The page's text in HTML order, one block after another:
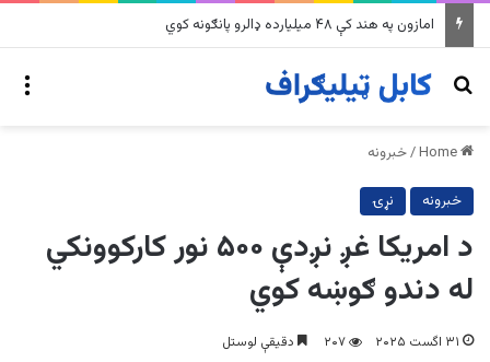
په وینزویلا کې زورورو زلزلو پراخ زیانونه اړولي
Search for
/خبرونه
خبرونه نړۍ
د امریکا غږ نږدې ۵۰۰ نور کارکوونکي
له دندو ګوښه کوي
۳۱ اگست ۲۰۲۵ ۲۰۷ دقیقې لوستل